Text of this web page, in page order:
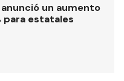
un aumento
para estatales